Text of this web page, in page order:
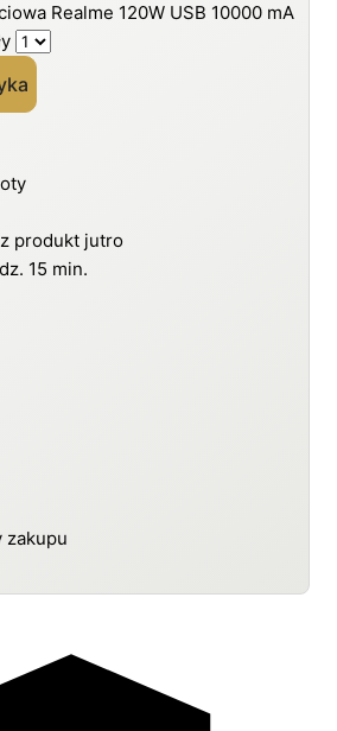
Realme 120W USB 10000 mA
produkt jutro
15 min.
zakupu